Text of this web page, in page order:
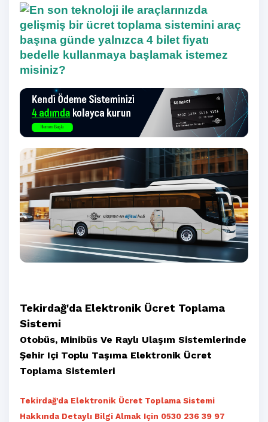
Tekirdağ'da Elektronik Ücret Toplama
Sistemi
Otobüs, Minibüs Ve Raylı Ulaşım Sistemlerinde
Şehir Içi Toplu Taşıma Elektronik Ücret
Toplama Sistemleri
Tekirdağ'da Elektronik Ücret Toplama Sistemi
Hakkında Detaylı Bilgi Almak Için 0530 236 39 97